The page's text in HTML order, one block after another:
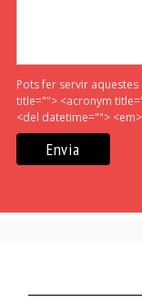
Pots fer servir
title=""> <acronym
<del datetime="">